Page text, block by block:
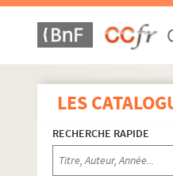
LES
RECHERCHE RAPIDE
35. « Oratio R. P.
55. « Copie de la
59. « Instruction
67. « Copie de la
73. « Copie d'une
75. « Note des plus
77. « Consulte d'un